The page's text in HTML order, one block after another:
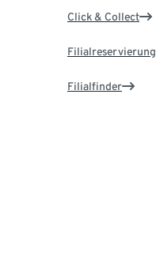
Click & Collect
Filialreservierung
Filialfinder